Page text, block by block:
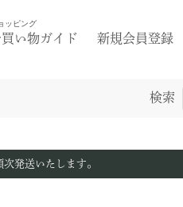
ッピング
買い物ガイド 新規会員登録
ボディバッグ
ボディバッグ
柿渋帆布
検索
次発送いたします。